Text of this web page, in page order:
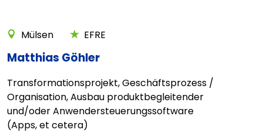
Mülsen EFRE
Matthias Göhler
Transformationsprojekt, Geschäftsprozess /
Organisation, Ausbau produktbegleitender
und/oder Anwendersteuerungssoftware
(Apps, et cetera)